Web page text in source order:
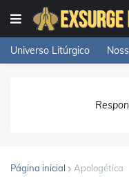
Universo Litúrgico
Página inicial Apologética